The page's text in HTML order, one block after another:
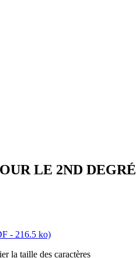
LE 2ND DEGRÉ
- 216.5 ko)